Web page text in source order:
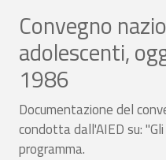
Convegno
adolescenti,
1986
Documentazione del
condotta dall'AIED su:
programma.